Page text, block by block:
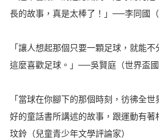
長的故事，真是太棒了！」──李同國
「讓人想起那個只要一顆足球，就能
這麼喜歡足球。」──吳賢庭（世界盃
「當球在你腳下的那個時刻，彷彿全
好的童話書所講述的故事，跟運動有
玟鈴（兒童青少年文學評論家）